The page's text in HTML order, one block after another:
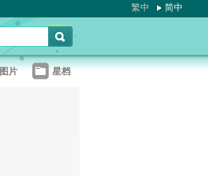
繁中 简中
图片 星档